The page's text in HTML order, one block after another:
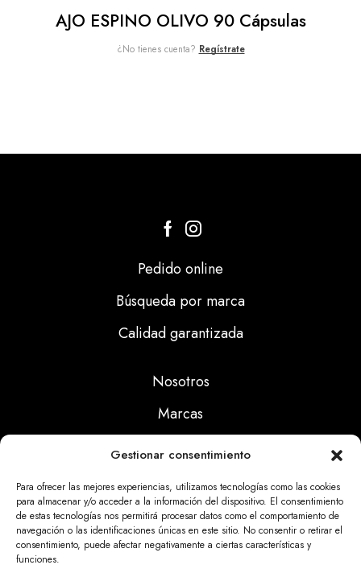
Gestionar consentimiento
Para ofrecer las mejores experiencias, utilizamos tecnologías como las cookies
para almacenar y/o acceder a la información del dispositivo. El consentimiento
de estas tecnologías nos permitirá procesar datos como el comportamiento de
navegación o las identificaciones únicas en este sitio. No consentir o retirar el
consentimiento, puede afectar negativamente a ciertas características y
funciones.
AJO ESPINO OLIVO 90 Cápsulas
¿No tienes cuenta? Regístrate
Pedido online
Búsqueda por marca
Calidad garantizada
Nosotros
Marcas
Noticias
Aviso Legal